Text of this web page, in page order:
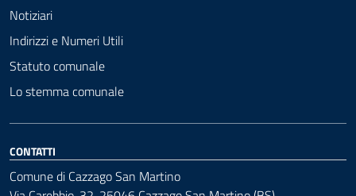
Notiziari
Indirizzi e Numeri Utili
Statuto comunale
Lo stemma comunale
CONTATTI
Comune di Cazzago San Martino